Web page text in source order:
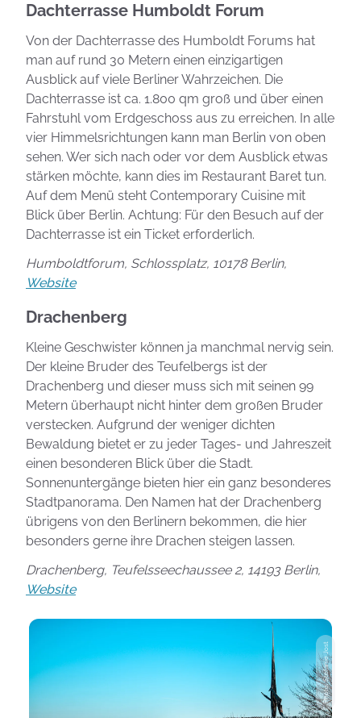
Dachterrasse Humboldt Forum
Von der Dachterrasse des Humboldt Forums hat
man auf rund 30 Metern einen einzigartigen
Ausblick auf viele Berliner Wahrzeichen. Die
Dachterrasse ist ca. 1.800 qm groß und über einen
Fahrstuhl vom Erdgeschoss aus zu erreichen. In alle
vier Himmelsrichtungen kann man Berlin von oben
sehen. Wer sich nach oder vor dem Ausblick etwas
stärken möchte, kann dies im Restaurant Baret tun.
Auf dem Menü steht Contemporary Cuisine mit
Blick über Berlin. Achtung: Für den Besuch auf der
Dachterrasse ist ein Ticket erforderlich.
Humboldtforum, Schlossplatz, 10178 Berlin,
Website
Drachenberg
Kleine Geschwister können ja manchmal nervig sein.
Der kleine Bruder des Teufelbergs ist der
Drachenberg und dieser muss sich mit seinen 99
Metern überhaupt nicht hinter dem großen Bruder
verstecken. Aufgrund der weniger dichten
Bewaldung bietet er zu jeder Tages- und Jahreszeit
einen besonderen Blick über die Stadt.
Sonnenuntergänge bieten hier ein ganz besonderes
Stadtpanorama. Den Namen hat der Drachenberg
übrigens von den Berlinern bekommen, die hier
besonders gerne ihre Drachen steigen lassen.
Drachenberg, Teufelsseechaussee 2, 14193 Berlin,
Website
Photo: Stefanie Jost